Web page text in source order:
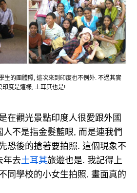
生的團體照, 這次來到印度也不例外. 不過其實
印度是這樣, 土耳其也是!
在觀光景點印度人很愛跟外國
人不是指金髮藍眼, 而是連我們
恐後的搶著要拍照. 這個現象不
年去土耳其旅遊也是. 我記得上
同學校的小女生拍照. 畫面真的